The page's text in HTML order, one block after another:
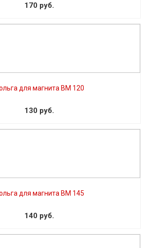
170 руб.
для магнита BM 120
130 руб.
для магнита BM 145
140 руб.